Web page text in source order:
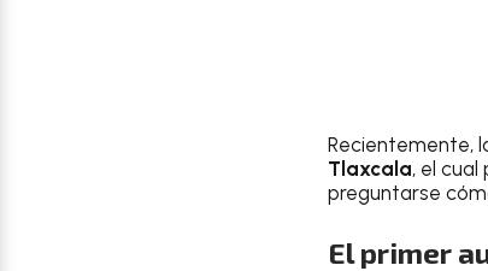
Recientemente,
Tlaxcala, el
preguntarse
El primer